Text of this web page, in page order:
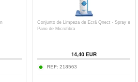
Conjunto de Limpeza de Ecrã Qnect - Spray e
Pano de Microfibra
14,40EUR
REF: 218563